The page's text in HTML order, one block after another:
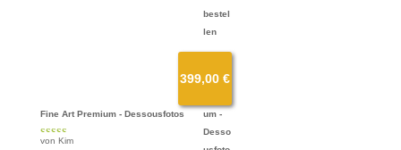
399,00 €
Fine Art Premium - Dessousfotos
Bewertet
von Kim